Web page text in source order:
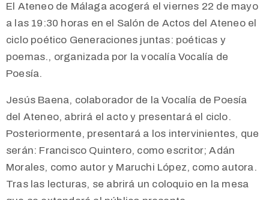
El Ateneo de Málaga acogerá el viernes 22 de mayo
a las 19:30 horas en el Salón de Actos del Ateneo el
ciclo poético Generaciones juntas: poéticas y
poemas., organizada por la vocalía Vocalía de
Poesía.
Jesús Baena, colaborador de la Vocalía de Poesía
del Ateneo, abrirá el acto y presentará el ciclo.
Posteriormente, presentará a los intervinientes, que
serán: Francisco Quintero, como escritor; Adán
Morales, como autor y Maruchi López, como autora.
Tras las lecturas, se abrirá un coloquio en la mesa